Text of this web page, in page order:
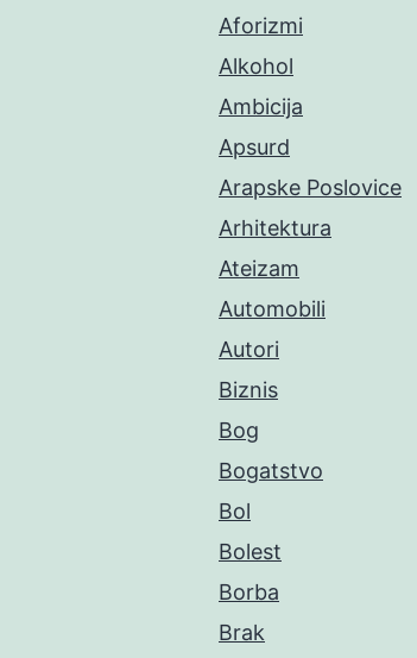
Aforizmi
Alkohol
Ambicija
Apsurd
Arapske Poslovice
Arhitektura
Ateizam
Automobili
Autori
Biznis
Bog
Bogatstvo
Bol
Bolest
Borba
Brak